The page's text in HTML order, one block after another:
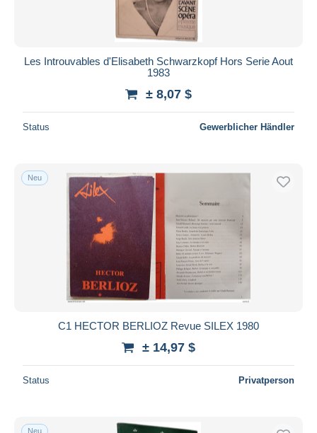
Les Introuvables d'Elisabeth Schwarzkopf Hors Serie Aout
1983
± 8,07 $
Status Gewerblicher Händler
Neu
C1 HECTOR BERLIOZ Revue SILEX 1980
± 14,97 $
Status Privatperson
Neu